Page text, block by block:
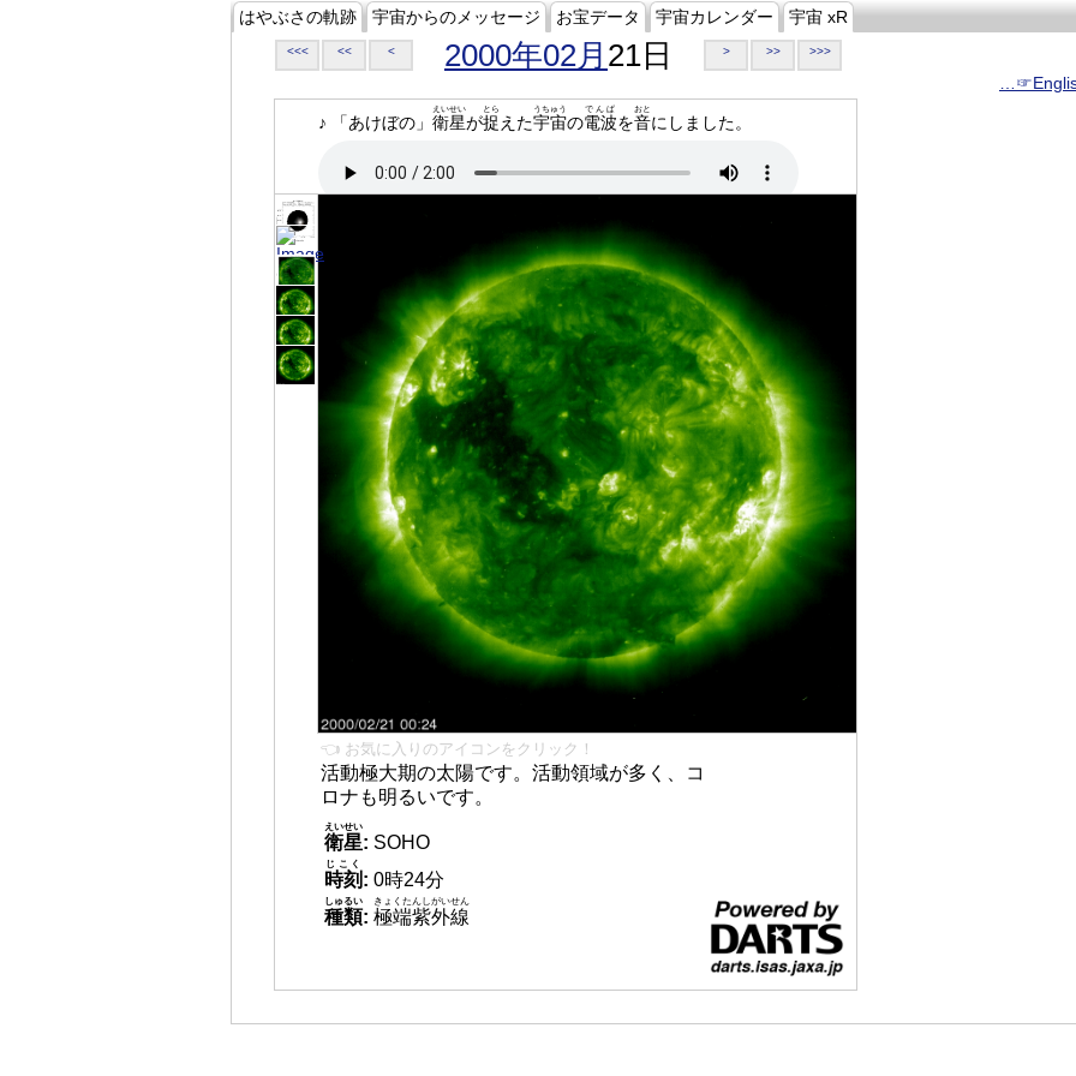
はやぶさの軌跡 宇宙からのメッセージ お宝データ 宇宙カレンダー 宇宙 xR
<<< << < 2000年02月 21日 > >> >>>
♪ 「あけぼの」 衛星
えいせい
が捉
とら
えた宇宙
うちゅう
の電波
でんぱ
を音
おと
にしました。
👈 お気に入りのアイコンをクリック！
活動極大期の太陽です。活動領域が多く、コ
ロナも明るいです。
衛星
えいせい
: SOHO
時刻
じこく
: 0時24分
種類
しゅるい
: 極端紫外線
きょくたんしがいせん